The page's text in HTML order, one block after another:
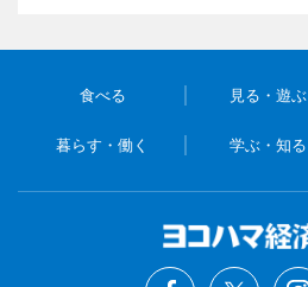
食べる 見る・遊ぶ
暮らす・働く 学ぶ・知る